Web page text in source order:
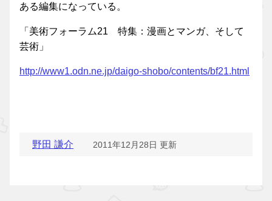
ある編集になっている。
「美術フォーラム21 特集：漫画とマンガ、そして
芸術」
http://www1.odn.ne.jp/daigo-shobo/contents/bf21.html
野田 謙介 2011年12月28日 更新